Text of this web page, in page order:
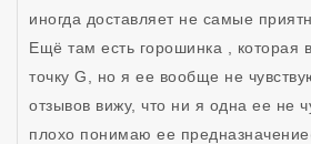
иногда доставляет не самые
Ещё там есть горошинка , которая
точку G, но я ее вообще не
отзывов вижу, что ни я одна ее не
плохо понимаю ее